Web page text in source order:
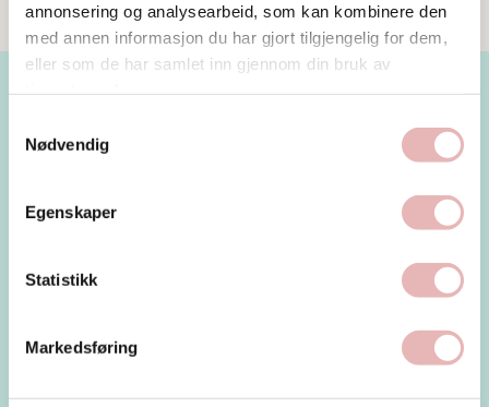
annonsering og analysearbeid, som kan kombinere den
med annen informasjon du har gjort tilgjengelig for dem,
eller som de har samlet inn gjennom din bruk av
Nødvendig
Egenskaper
Statistikk
Markedsføring